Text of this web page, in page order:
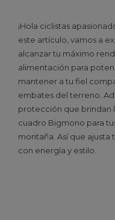
¡Hola ciclistas
este artículo, vamos a
alcanzar tu máximo
alimentación para
mantener a tu fiel
embates del terreno.
protección que brindan
cuadro Bigmono para
montaña. Así que
con energía y estilo.